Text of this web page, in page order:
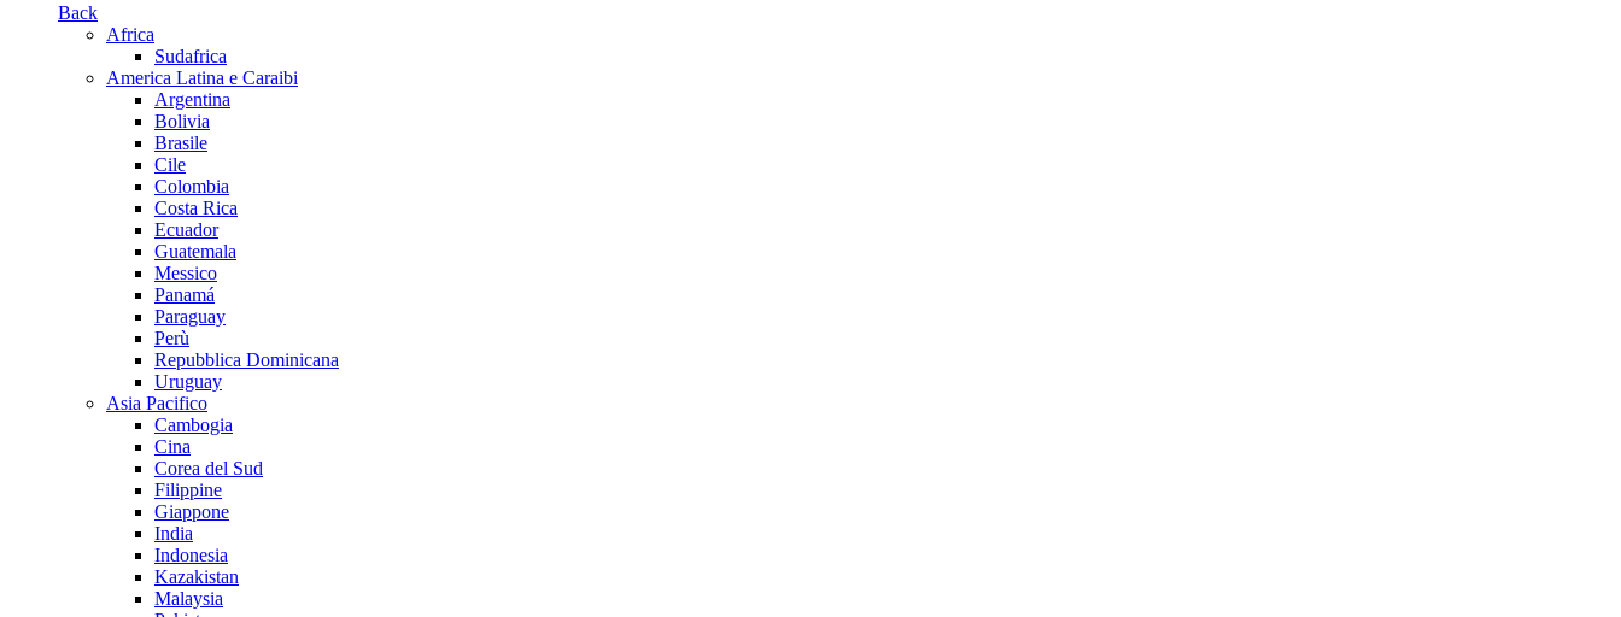
Back
Africa
Sudafrica
America Latina e Caraibi
Argentina
Bolivia
Brasile
Cile
Colombia
Costa Rica
Ecuador
Guatemala
Messico
Panamá
Paraguay
Perù
Repubblica Dominicana
Uruguay
Asia Pacifico
Cambogia
Cina
Corea del Sud
Filippine
Giappone
India
Indonesia
Kazakistan
Malaysia